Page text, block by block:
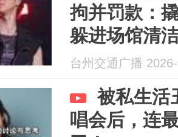
拘并罚款：
躲进场馆清
入观众席就
台州交通广播
被私生活
唱会后，连